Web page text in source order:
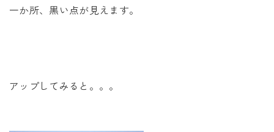
一か所、黒い点が見えます。
アップしてみると。。。